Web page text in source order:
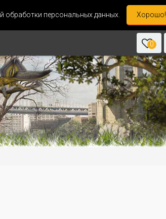
обработки персональных данных. Хорошо!
0